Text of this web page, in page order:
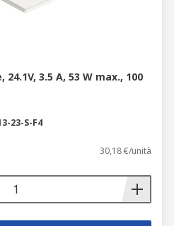
3.5 A, 53 W max., 100
23-S-F4
30,18 €/unità